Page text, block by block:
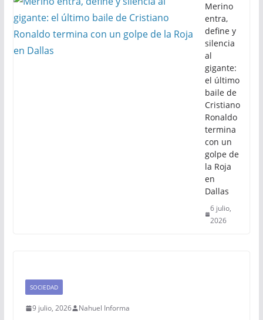
Merino
entra,
define y
silencia
al
gigante:
el último
baile de
Cristiano
Ronaldo
termina
con un
golpe de
la Roja
en
Dallas
6 julio,
2026
SOCIEDAD
9 julio, 2026 Nahuel Informa